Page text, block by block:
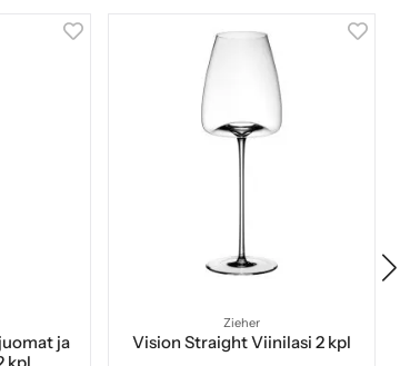
ja
Zieher
Vision Straight Viinilasi 2 kpl